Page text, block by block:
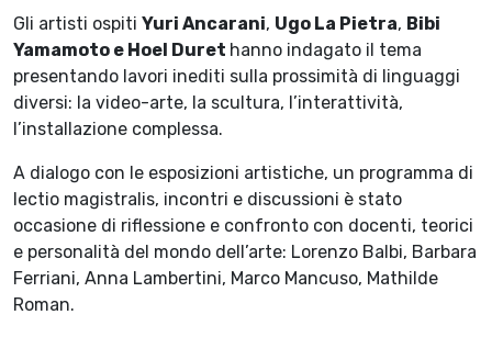
Gli artisti ospiti Yuri Ancarani, Ugo La Pietra, Bibi
Yamamoto e Hoel Duret hanno indagato il tema
presentando lavori inediti sulla prossimità di linguaggi
diversi: la video-arte, la scultura, l’interattività,
l’installazione complessa.
A dialogo con le esposizioni artistiche, un programma di
lectio magistralis, incontri e discussioni è stato
occasione di riflessione e confronto con docenti, teorici
e personalità del mondo dell’arte: Lorenzo Balbi, Barbara
Ferriani, Anna Lambertini, Marco Mancuso, Mathilde
Roman.